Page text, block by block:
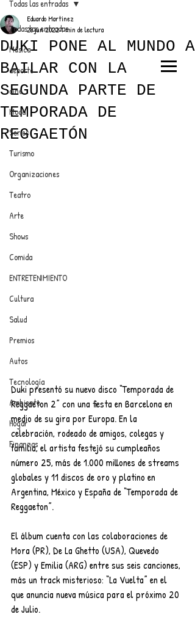
ANUNCIATE CON NOSOTROS
PARA MÁS INFORMACIÓN:
dinamicaseltrendytop@gmail.com
EL TRENDY TOP
CON EDDY MARTINEZ
Todas las entradas
Música
deporte
cine
Moda
Series
Turismo
Organizaciones
Teatro
Arte
Shows
Comida
ENTRETENIMIENTO
Cultura
Salud
Premios
Autos
Tecnología
Ambiente
Hogar
Finanzas
Todas las entradas
DUKI PONE AL MUNDO A
BAILAR CON LA
SEGUNDA PARTE DE
TEMPORADA DE
REGGAETÓN
Eduardo Martínez
28 jun 20221 min de lectura
Duki presentó su nuevo disco “Temporada de
Reggaeton 2” con una fiesta en Barcelona en
medio de su gira por Europa. En la
celebración, rodeado de amigos, colegas y
familia, el artista festejó su cumpleaños
número 25, más de 1.000 millones de streams
globales y 11 discos de oro y platino en
Argentina, México y España de “Temporada de
Reggaeton”.
El álbum cuenta con las colaboraciones de
Mora (PR), De La Ghetto (USA), Quevedo
(ESP) y Emilia (ARG) entre sus seis canciones,
más un track misterioso: “La Vuelta” en el
que anuncia nueva música para el próximo 20
de Julio.